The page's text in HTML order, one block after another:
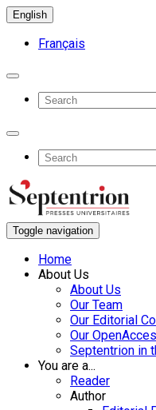
English
Français
Toggle navigation
Home
About Us
About Us
Our Team
Our Editorial
Our
Septentrion in
You are a...
Reader
Author